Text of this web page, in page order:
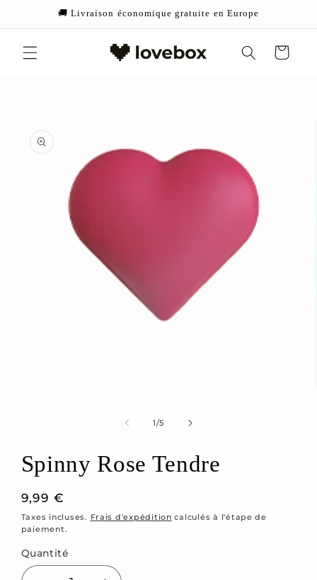
passer🚚 Livraison économique gratuite en Europe
Panier
produits
fenêtre
modale
1/de
5
Spinny Rose Tendre
Prix
habituel
9,99 €
Taxes incluses. Frais d'expédition calculés à l'étape de
paiement.
Quantité